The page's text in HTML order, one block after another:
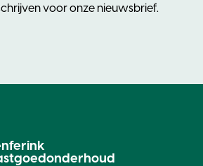
voor onze nieuwsbrief.